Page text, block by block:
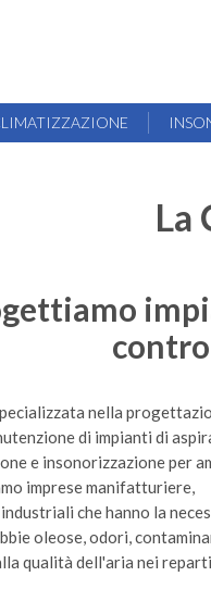
La
nella
di impianti di
e insonorizzazione per
imprese manifatturiere,
che hanno la
oleose, odori,
qualità dell'aria nei